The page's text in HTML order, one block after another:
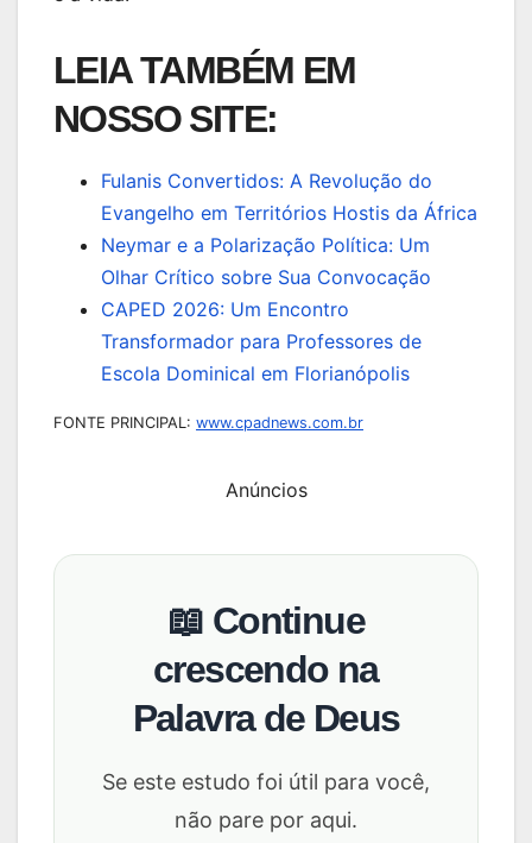
LEIA TAMBÉM EM
NOSSO SITE:
Fulanis Convertidos: A Revolução do
Evangelho em Territórios Hostis da África
Neymar e a Polarização Política: Um
Olhar Crítico sobre Sua Convocação
CAPED 2026: Um Encontro
Transformador para Professores de
Escola Dominical em Florianópolis
FONTE PRINCIPAL: www.cpadnews.com.br
Anúncios
📖 Continue
crescendo na
Palavra de Deus
Se este estudo foi útil para você,
não pare por aqui.